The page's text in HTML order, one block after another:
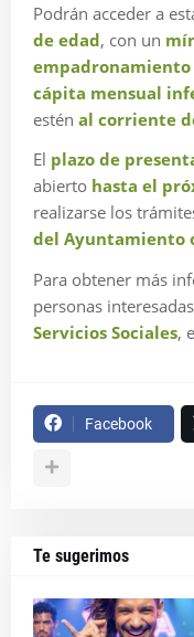
Podrán acceder a
de edad, con un
empadronamiento
cápita mensual
estén al corriente
El plazo de
abierto hasta el
realizarse los
del Ayuntamiento
Para obtener más
personas
Servicios Sociales,
Facebook
Te sugerimos